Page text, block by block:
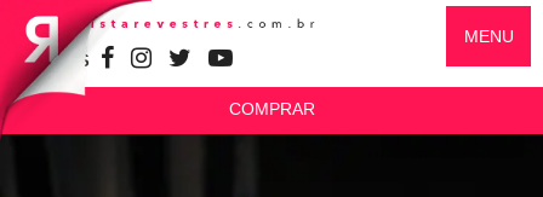
SIGA-NOS
MENU
COMPRAR